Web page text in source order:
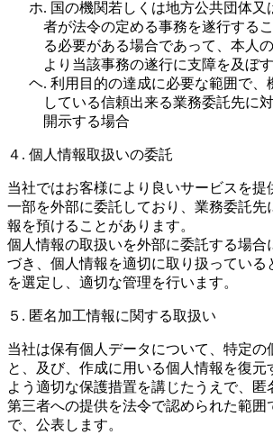
ホ. 国の機関若しくは地方公共団体又
者が法令の定める事務を遂行する
る必要がある場合であって、本人
より当該事務の遂行に支障を及ぼ
ヘ. 利用目的の達成に必要な範囲で、
している信頼出来る業務委託先に
開示する場合
４. 個人情報取扱いの委託
当社ではお客様により良いサービスを提
一部を外部に委託しており、業務委託先
報を預けることがあります。
個人情報の取扱いを外部に委託する場合
づき、個人情報を適切に取り扱っている
を選定し、適切な管理を行います。
５. 匿名加工情報に関する取扱い
当社は保有個人データについて、特定の
と、及び、作成に用いる個人情報を復元
よう適切な保護措置を講じたうえで、匿
第三者への提供を法令で認められた範囲
で、公表します。